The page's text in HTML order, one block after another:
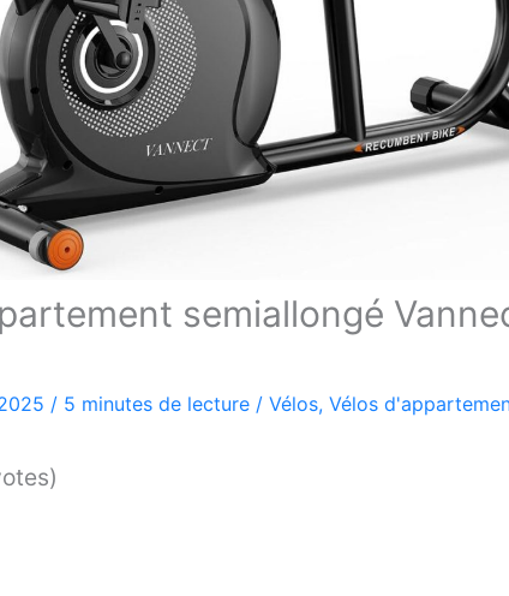
semiallongé
/ 5 minutes de lecture / Vélos, Vélos